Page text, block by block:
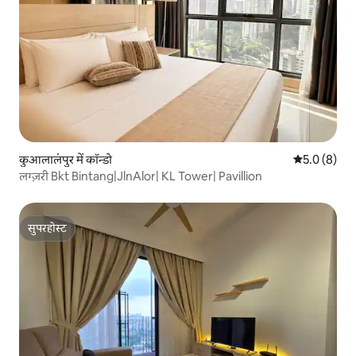
कुआलालंपुर में कॉन्डो औसत रेटिंग 5
5.0 (8)
लग्ज़री Bkt Bintang|JlnAlor| KL Tower| Pavillion
सुपरहोस्ट
सुपरहोस्ट